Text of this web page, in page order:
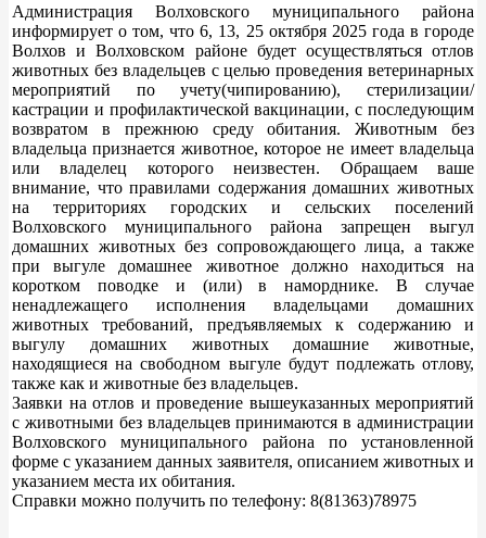
Администрация Волховского муниципального района
информирует о том, что 6, 13, 25 октября 2025 года в городе
Волхов и Волховском районе будет осуществляться отлов
животных без владельцев с целью проведения ветеринарных
мероприятий по учету(чипированию), стерилизации/
кастрации и профилактической вакцинации, с последующим
возвратом в прежнюю среду обитания. Животным без
владельца признается животное, которое не имеет владельца
или владелец которого неизвестен. Обращаем ваше
внимание, что правилами содержания домашних животных
на территориях городских и сельских поселений
Волховского муниципального района запрещен выгул
домашних животных без сопровождающего лица, а также
при выгуле домашнее животное должно находиться на
коротком поводке и (или) в наморднике. В случае
ненадлежащего исполнения владельцами домашних
животных требований, предъявляемых к содержанию и
выгулу домашних животных домашние животные,
находящиеся на свободном выгуле будут подлежать отлову,
также как и животные без владельцев.
Заявки на отлов и проведение вышеуказанных мероприятий
с животными без владельцев принимаются в администрации
Волховского муниципального района по установленной
форме с указанием данных заявителя, описанием животных и
указанием места их обитания.
Справки можно получить по телефону: 8(81363)78975